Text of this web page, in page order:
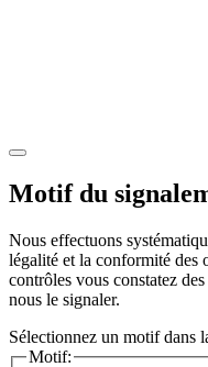
Motif du
Nous effectuons
légalité et la conformité des
contrôles vous constatez
nous le signaler.
Sélectionnez un motif dans
Motif: